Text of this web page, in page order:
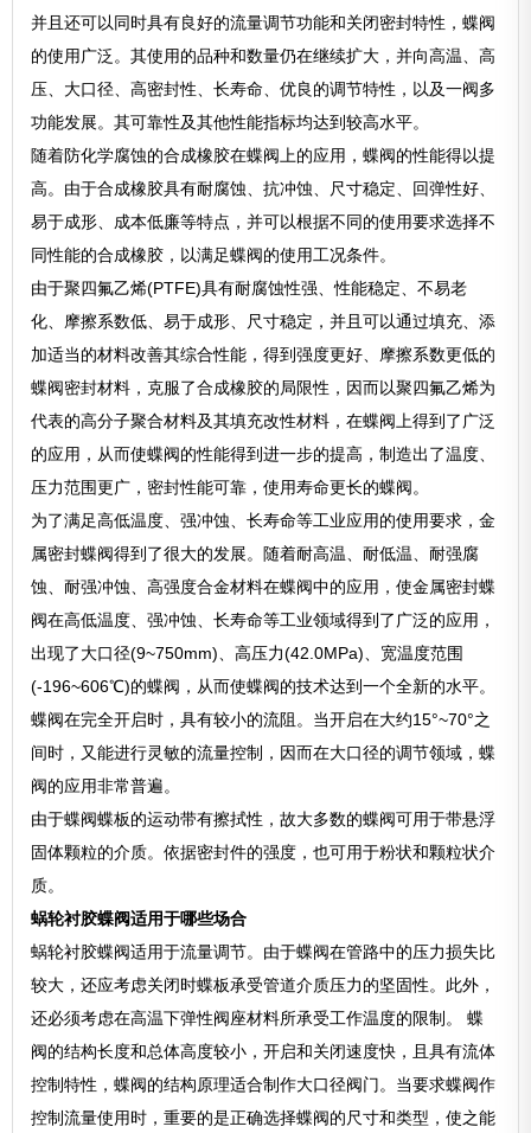
并且还可以同时具有良好的流量调节功能和关闭密封特性，蝶阀
的使用广泛。其使用的品种和数量仍在继续扩大，并向高温、高
压、大口径、高密封性、长寿命、优良的调节特性，以及一阀多
功能发展。其可靠性及其他性能指标均达到较高水平。
随着防化学腐蚀的合成橡胶在蝶阀上的应用，蝶阀的性能得以提
高。由于合成橡胶具有耐腐蚀、抗冲蚀、尺寸稳定、回弹性好、
易于成形、成本低廉等特点，并可以根据不同的使用要求选择不
同性能的合成橡胶，以满足蝶阀的使用工况条件。
由于聚四氟乙烯(PTFE)具有耐腐蚀性强、性能稳定、不易老
化、摩擦系数低、易于成形、尺寸稳定，并且可以通过填充、添
加适当的材料改善其综合性能，得到强度更好、摩擦系数更低的
蝶阀密封材料，克服了合成橡胶的局限性，因而以聚四氟乙烯为
代表的高分子聚合材料及其填充改性材料，在蝶阀上得到了广泛
的应用，从而使蝶阀的性能得到进一步的提高，制造出了温度、
压力范围更广，密封性能可靠，使用寿命更长的蝶阀。
为了满足高低温度、强冲蚀、长寿命等工业应用的使用要求，金
属密封蝶阀得到了很大的发展。随着耐高温、耐低温、耐强腐
蚀、耐强冲蚀、高强度合金材料在蝶阀中的应用，使金属密封蝶
阀在高低温度、强冲蚀、长寿命等工业领域得到了广泛的应用，
出现了大口径(9~750mm)、高压力(42.0MPa)、宽温度范围
(-196~606℃)的蝶阀，从而使蝶阀的技术达到一个全新的水平。
蝶阀在完全开启时，具有较小的流阻。当开启在大约15°~70°之
间时，又能进行灵敏的流量控制，因而在大口径的调节领域，蝶
阀的应用非常普遍。
由于蝶阀蝶板的运动带有擦拭性，故大多数的蝶阀可用于带悬浮
固体颗粒的介质。依据密封件的强度，也可用于粉状和颗粒状介
质。
蜗轮衬胶蝶阀适用于哪些场合
蜗轮衬胶蝶阀适用于流量调节。由于蝶阀在管路中的压力损失比
较大，还应考虑关闭时蝶板承受管道介质压力的坚固性。此外，
还必须考虑在高温下弹性阀座材料所承受工作温度的限制。 蝶
阀的结构长度和总体高度较小，开启和关闭速度快，且具有流体
控制特性，蝶阀的结构原理适合制作大口径阀门。当要求蝶阀作
控制流量使用时，重要的是正确选择蝶阀的尺寸和类型，使之能